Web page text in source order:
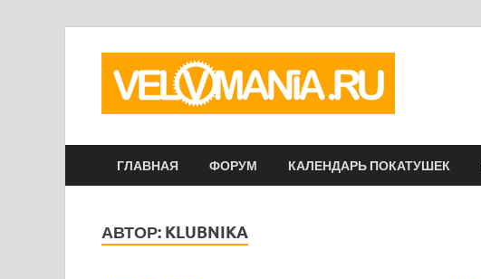
ГЛАВНАЯ ФОРУМ КАЛЕНДАРЬ ПОКАТУШЕК
АВТОР: KLUBNIKA